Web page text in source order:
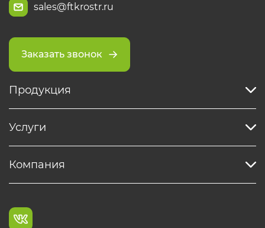
sales@ftkrostr.ru
Заказать звонок
Продукция
Услуги
Компания